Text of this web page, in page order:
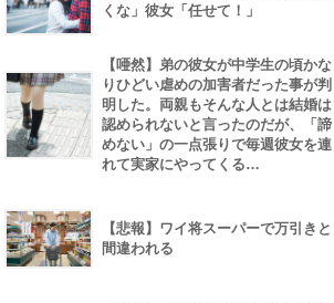
くな」彼女「任せて！」
【唖然】弟の彼女が中学生の頃かな
りひどい虐めの加害者だった事が判
明した。両親もそんな人とは結婚は
認められないと言ったのだが、「諦
めない」の一点張りで毎週彼女を連
れて実家にやってくる…
【悲報】ワイ将スーパーで万引きと
間違われる